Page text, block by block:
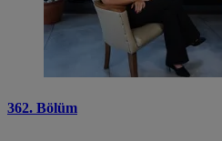
362. Bölüm